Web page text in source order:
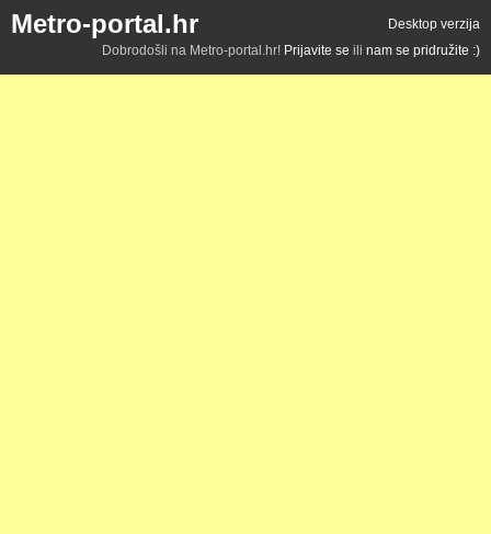
Metro-portal.hr
Desktop verzija
Dobrodošli na Metro-portal.hr! Prijavite se ili nam se pridružite :)